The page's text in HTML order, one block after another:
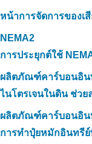
หน้าการจัดการของเ
NEMA2
การประยุกต์ใช้
ผลิตภัณฑ์คาร์บอนอิน
ไนโตรเจนในดิน ช่ว
ผลิตภัณฑ์คาร์บอนอิน
การทำปุ๋ยหมักอินทรี